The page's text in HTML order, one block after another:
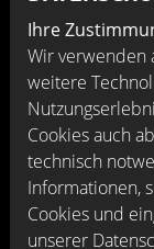
Zuluft frei von
allem für
Raumklima
Wenn Sie eine
beantragen –
ausführlich zu
Ihre
Wir verwenden
weitere
Cookies auch
technisch
Informationen,
Cookies und
unserer